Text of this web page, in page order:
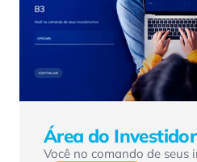
Área do
Você no comando de seus